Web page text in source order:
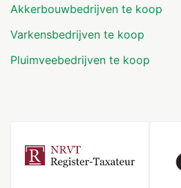
Akkerbouwbedrijven te koop
Varkensbedrijven te koop
Pluimveebedrijven te koop